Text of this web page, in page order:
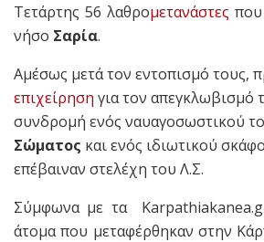
Τετάρτης 56 λαθρομετανάστες που
νήσο Σαρία.
Αμέσως μετά τον εντοπισμό τους,
επιχείρηση για τον απεγκλωβισμό
συνδρομή ενός ναυαγοσωστικού
Σώματος και ενός ιδιωτικού
επέβαιναν στελέχη του Λ.Σ.
Σύμφωνα με τα
άτομα που μεταφέρθηκαν στην